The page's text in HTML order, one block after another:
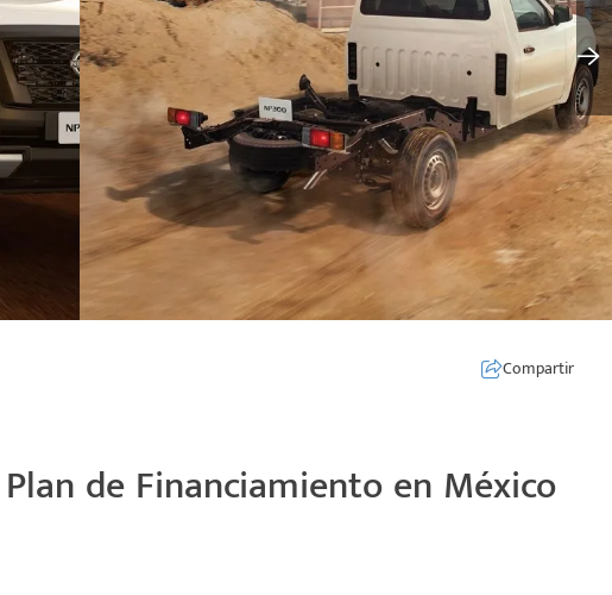
Compartir
de Financiamiento en México